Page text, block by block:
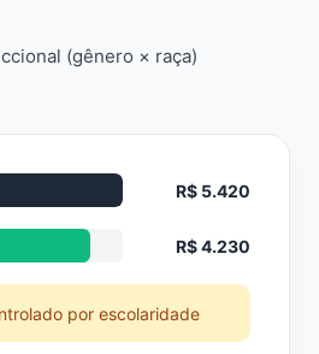
(gênero × raça)
R$ 5.420
R$ 4.230
por escolaridade